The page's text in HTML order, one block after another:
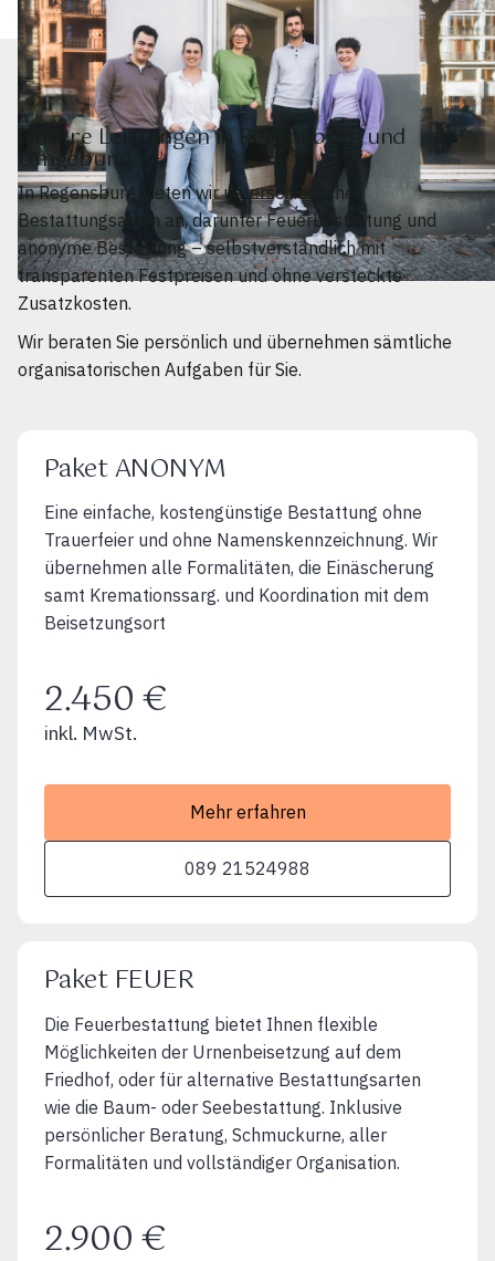
Unsere Leistungen in Regensburg und
Umgebung
In Regensburg bieten wir unterschiedliche
Bestattungsarten an, darunter Feuerbestattung und
anonyme Bestattung – selbstverständlich mit
transparenten Festpreisen und ohne versteckte
Zusatzkosten.
Wir beraten Sie persönlich und übernehmen sämtliche
organisatorischen Aufgaben für Sie.
Paket ANONYM
Eine einfache, kostengünstige Bestattung ohne
Trauerfeier und ohne Namenskennzeichnung. Wir
übernehmen alle Formalitäten, die Einäscherung
samt Kremationssarg. und Koordination mit dem
Beisetzungsort
2.450 €
inkl. MwSt.
Mehr erfahren
089 21524988
Paket FEUER
Die Feuerbestattung bietet Ihnen flexible
Möglichkeiten der Urnenbeisetzung auf dem
Friedhof, oder für alternative Bestattungsarten
wie die Baum- oder Seebestattung. Inklusive
persönlicher Beratung, Schmuckurne, aller
Formalitäten und vollständiger Organisation.
2.900 €